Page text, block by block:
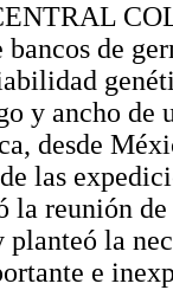
de
y ancho de
desde
las
la reunión
planteó la
e